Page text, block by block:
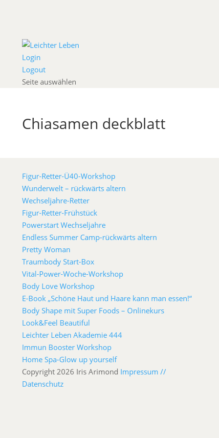
Login
Logout
Seite auswählen
Chiasamen deckblatt
Figur-Retter-Ü40-Workshop
Wunderwelt – rückwärts altern
Wechseljahre-Retter
Figur-Retter-Frühstück
Powerstart Wechseljahre
Endless Summer Camp-rückwärts altern
Pretty Woman
Traumbody Start-Box
Vital-Power-Woche-Workshop
Body Love Workshop
E-Book „Schöne Haut und Haare kann man essen!“
Body Shape mit Super Foods – Onlinekurs
Look&Feel Beautiful
Leichter Leben Akademie 444
Immun Booster Workshop
Home Spa-Glow up yourself
Copyright 2026 Iris Arimond Impressum //
Datenschutz